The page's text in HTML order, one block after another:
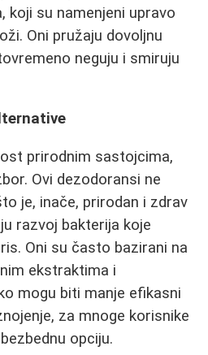
koji su namenjeni upravo
Oni pružaju dovoljnu
neguju i smiruju
prirodnim sastojcima,
Ovi dezodoransi ne
je, inače, prirodan i zdrav
razvoj bakterija koje
Oni su často bazirani na
ekstraktima i
mogu biti manje efikasni
za mnoge korisnike
opciju.